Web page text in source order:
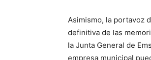
Asimismo, la portavoz
definitiva de las
la Junta General de
empresa municipal